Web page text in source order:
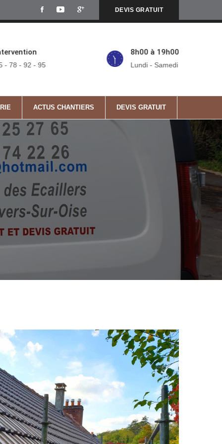
DEVIS GRATUIT
- 78 - 92 - 95
8h00 à 19h00
Lundi - Samedi
ACTUS CHANTIERS DEVIS GRATUIT